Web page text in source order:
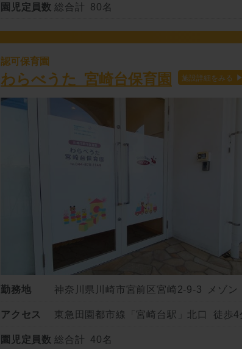
園児定員数 総合計 80名
認可保育園
わらべうた 宮崎台保育園
勤務地 神奈川県川崎市宮前区宮崎2-9-3 メゾン
アクセス 東急田園都市線「宮崎台駅」北口 徒歩4
園児定員数 総合計 40名